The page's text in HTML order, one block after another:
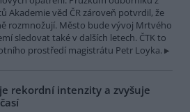
Akademie věd ČR zároveň potvrdil, že
rozmnožují. Město bude vývoj Mrtvého
sledovat také v dalších letech. ČTK to
prostředí magistrátu Petr Loyka.
rekordní intenzity a zvyšuje